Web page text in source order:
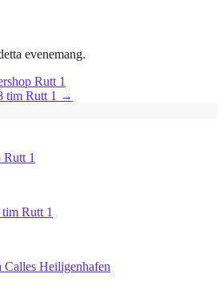
evenemang.
Rutt 1
tim Rutt 1 →
Rutt 1
Rutt 1
Calles Heiligenhafen